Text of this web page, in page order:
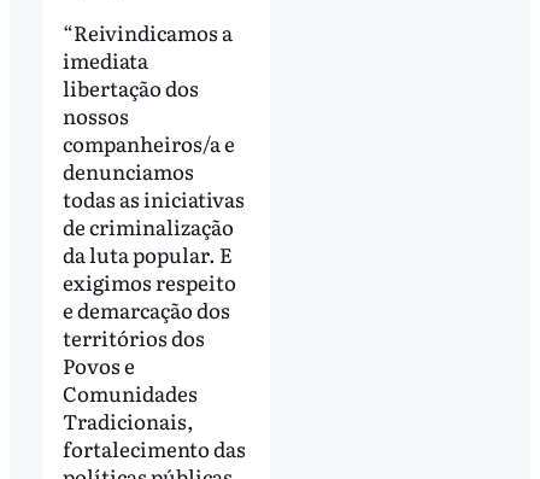
“Reivindicamos a
imediata
libertação dos
nossos
companheiros/a e
denunciamos
todas as iniciativas
de criminalização
da luta popular. E
exigimos respeito
e demarcação dos
territórios dos
Povos e
Comunidades
Tradicionais,
fortalecimento das